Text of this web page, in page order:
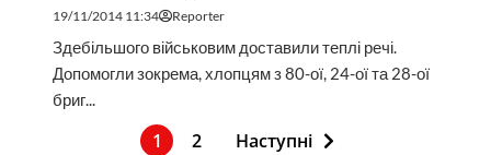
19/11/2014 11:34 Reporter
Здебільшого військовим доставили теплі речі.
Допомогли зокрема, хлопцям з 80-ої, 24-ої та 28-ої
бриг...
1 2 Наступні